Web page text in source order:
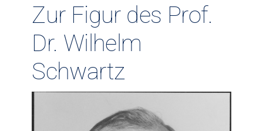
Zur Figur des Prof.
Dr. Wilhelm
Schwartz